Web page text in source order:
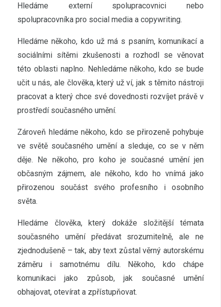
Hledáme externí spolupracovnici nebo
spolupracovníka pro social media a copywriting.
Hledáme někoho, kdo už má s psaním, komunikací a
sociálními sítěmi zkušenosti a rozhodl se věnovat
této oblasti naplno. Nehledáme někoho, kdo se bude
učit u nás, ale člověka, který už ví, jak s těmito nástroji
pracovat a který chce své dovednosti rozvíjet právě v
prostředí současného umění.
Zároveň hledáme někoho, kdo se přirozeně pohybuje
ve světě současného umění a sleduje, co se v něm
děje. Ne někoho, pro koho je současné umění jen
občasným zájmem, ale někoho, kdo ho vnímá jako
přirozenou součást svého profesního i osobního
světa.
Hledáme člověka, který dokáže složitější témata
současného umění předávat srozumitelně, ale ne
zjednodušeně – tak, aby text zůstal věrný autorskému
záměru i samotnému dílu. Někoho, kdo chápe
komunikaci jako způsob, jak současné umění
obhajovat, otevírat a zpřístupňovat.